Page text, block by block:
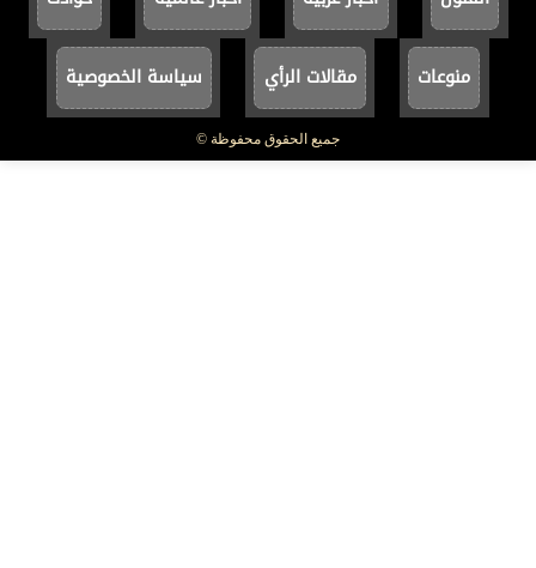
منوعات مقالات الرأي سياسة الخصوصية
جميع الحقوق محفوظة ©